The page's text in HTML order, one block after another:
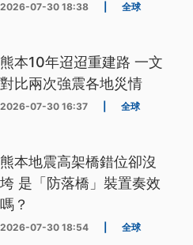
2026-07-30 18:38 全球
熊本10年迢迢重建路 一文
對比兩次強震各地災情
2026-07-30 16:37 全球
熊本地震高架橋錯位卻沒
垮 是「防落橋」裝置奏效
嗎？
2026-07-30 18:54 全球